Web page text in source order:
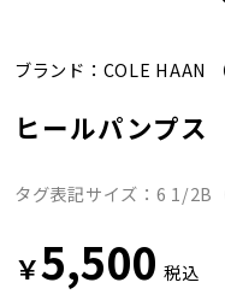
ブランド： COLE HAAN
ヒールパンプス
タグ表記サイズ：6 1/2B
￥5,500 税込